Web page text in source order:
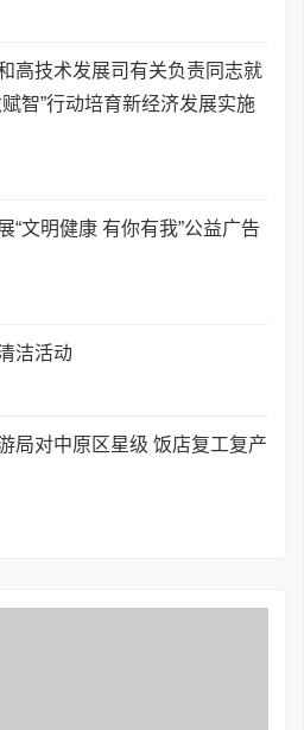
高技术发展司有关负责同志就
赋智”行动培育新经济发展实施
“文明健康 有你有我”公益广告
洁活动
局对中原区星级 饭店复工复产